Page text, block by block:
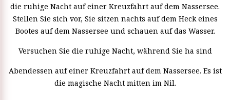
die ruhige Nacht auf einer Kreuzfahrt auf dem Nassersee.
Stellen Sie sich vor, Sie sitzen nachts auf dem Heck eines
Bootes auf dem Nassersee und schauen auf das Wasser.
Versuchen Sie die ruhige Nacht, während Sie ha sind
Abendessen auf einer Kreuzfahrt auf dem Nassersee. Es ist
die magische Nacht mitten im Nil.